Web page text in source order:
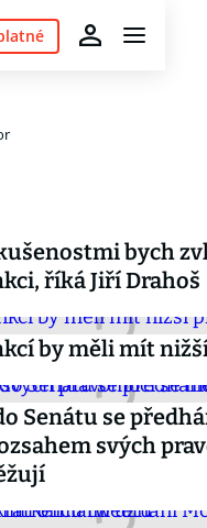
bych
říká Jiří Drahoš
by měli mít
Senátu se
svých